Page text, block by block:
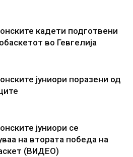
кадети подготвени
во Гевгелија
јуниори поразени од
јуниори се
на втората победа на
(ВИДЕО)